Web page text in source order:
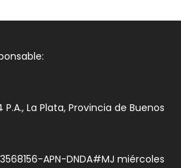
P.A., La Plata, Provincia de Buenos
APN-DNDA#MJ miércoles